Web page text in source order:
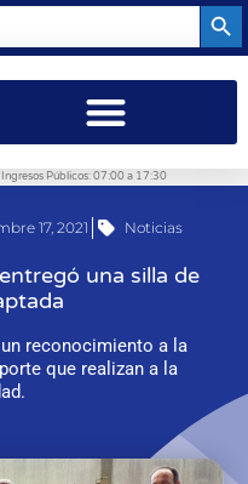
Públicos: 07:00 a 17:30
17, 2021 Noticias
una silla de
reconocimiento a la
que realizan a la